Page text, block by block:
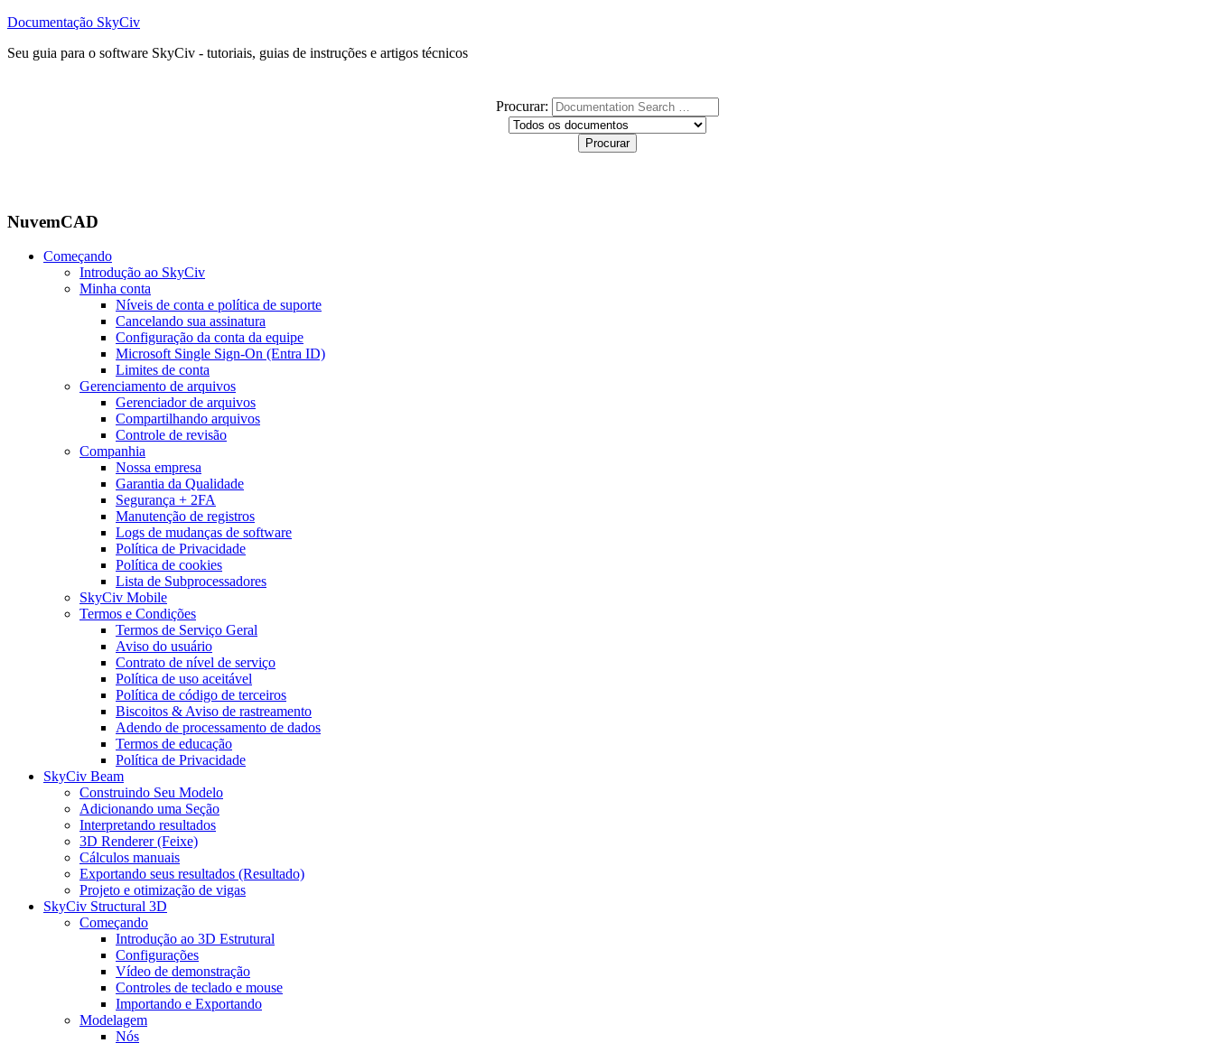
Documentação SkyCiv
Seu guia para o software SkyCiv - tutoriais, guias de instruções e artigos técnicos
Procurar:
NuvemCAD
Começando
Introdução ao SkyCiv
Minha conta
Níveis de conta e política de suporte
Cancelando sua assinatura
Configuração da conta da equipe
Microsoft Single Sign-On (Entra ID)
Limites de conta
Gerenciamento de arquivos
Gerenciador de arquivos
Compartilhando arquivos
Controle de revisão
Companhia
Nossa empresa
Garantia da Qualidade
Segurança + 2FA
Manutenção de registros
Logs de mudanças de software
Política de Privacidade
Política de cookies
Lista de Subprocessadores
SkyCiv Mobile
Termos e Condições
Termos de Serviço Geral
Aviso do usuário
Contrato de nível de serviço
Política de uso aceitável
Política de código de terceiros
Biscoitos & Aviso de rastreamento
Adendo de processamento de dados
Termos de educação
Política de Privacidade
SkyCiv Beam
Construindo Seu Modelo
Adicionando uma Seção
Interpretando resultados
3D Renderer (Feixe)
Cálculos manuais
Exportando seus resultados (Resultado)
Projeto e otimização de vigas
SkyCiv Structural 3D
Começando
Introdução ao 3D Estrutural
Configurações
Vídeo de demonstração
Controles de teclado e mouse
Importando e Exportando
Modelagem
Nós